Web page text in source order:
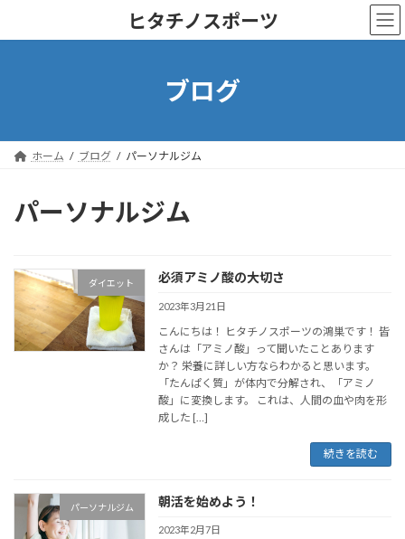
テ
ゲ
ヒタチノスポーツ
ブログ
ホーム ブログ パーソナルジム
パーソナルジム
ダイエット 必須アミノ酸の大切さ
2023年3月21日
こんにちは！ ヒタチノスポーツの鴻巣です！ 皆
さんは「アミノ酸」って聞いたことあります
か？ 栄養に詳しい方ならわかると思います。
「たんぱく質」が体内で分解され、「アミノ
酸」に変換します。 これは、人間の血や肉を形
成した […]
続きを読む
パーソナルジム 朝活を始めよう！
2023年2月7日